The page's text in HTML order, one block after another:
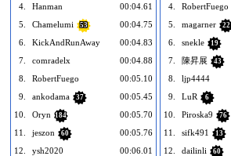
4.
Hanman
00:04.61
5.
Chamelumi 53
00:04.75
6.
KickAndRunAway
00:04.83
7.
comradelx
00:04.88
8.
RobertFuego
00:05.10
9.
ankodama 37
00:05.45
10.
Oryn 184
00:05.70
11.
jeszon 60
00:05.76
12.
ysh2020
00:06.01
4.
RobertFuego
5.
magarner 22
6.
snekle 19
7.
陳昇展 43
8.
ljp4444
9.
LuR 6
10.
Piroska9 76
11.
sifk491 13
12.
dailinli 60